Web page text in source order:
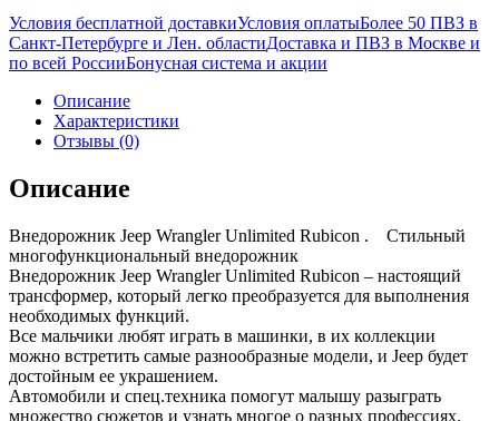
Условия бесплатной доставкиУсловия оплатыБолее 50 ПВЗ в
Санкт-Петербурге и Лен. областиДоставка и ПВЗ в Москве и
по всей РоссииБонусная система и акции
Описание
Характеристики
Отзывы (0)
Описание
Внедорожник Jeep Wrangler Unlimited Rubicon . Стильный
многофункциональный внедорожник
Внедорожник Jeep Wrangler Unlimited Rubicon – настоящий
трансформер, который легко преобразуется для выполнения
необходимых функций.
Все мальчики любят играть в машинки, в их коллекции
можно встретить самые разнообразные модели, и Jeep будет
достойным ее украшением.
Автомобили и спец.техника помогут малышу разыграть
множество сюжетов и узнать многое о разных профессиях.